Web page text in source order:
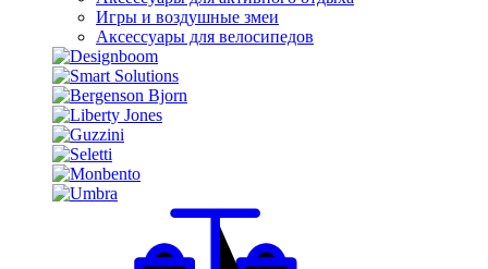
Игры и воздушные змеи
Аксессуары для велосипедов